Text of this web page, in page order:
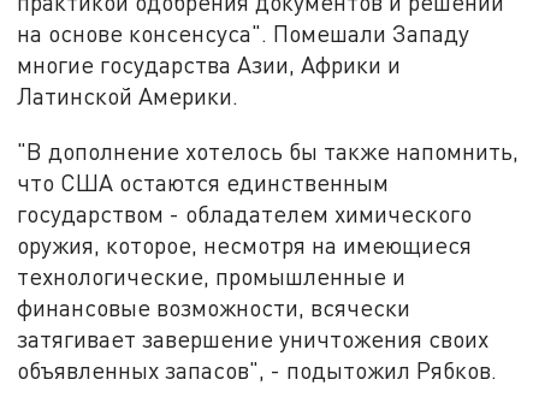
на основе консенсуса". Помешали Западу
многие государства Азии, Африки и
Латинской Америки.
"В дополнение хотелось бы также напомнить,
что США остаются единственным
государством - обладателем химического
оружия, которое, несмотря на имеющиеся
технологические, промышленные и
финансовые возможности, всячески
затягивает завершение уничтожения своих
объявленных запасов", - подытожил Рябков.